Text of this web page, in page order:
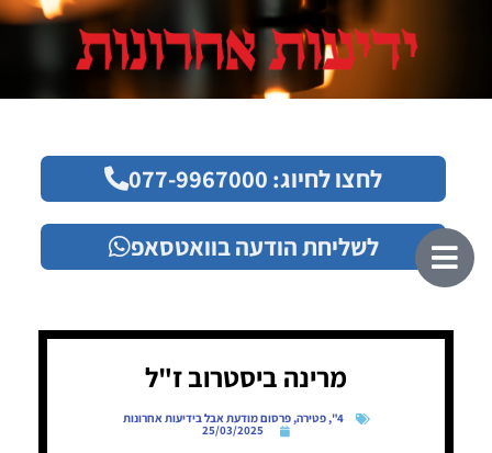
לחצו לחיוג: 077-9967000
לשליחת הודעה בוואטסאפ
מרינה ביסטרוב ז"ל
4"
,פטירה,פרסום מודעת אבל בידיעות אחרונות
25/03/2025